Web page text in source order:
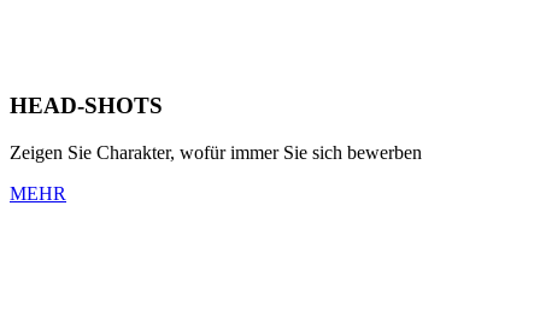
HEAD-SHOTS
Zeigen Sie Charakter, wofür immer Sie sich bewerben
MEHR